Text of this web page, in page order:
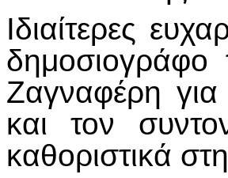
Ιδιαίτερες
δημοσιογράφο
Ζαγναφέρη για
και τον
καθοριστικά